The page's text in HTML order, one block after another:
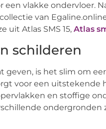
vlakke ondervloer.
van
uit Atlas SMS 15, Atlas
schilderen
geven, is het slim om
voor een uitstekende
en stoffige
ondergronden